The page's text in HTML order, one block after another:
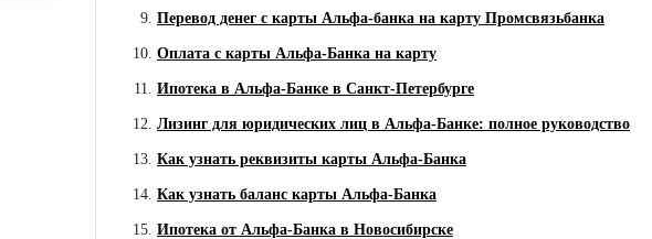
Перевод денег с карты Альфа-банка на карту Промсвязьбанка
Оплата с карты Альфа-Банка на карту
Ипотека в Альфа-Банке в Санкт-Петербурге
Лизинг для юридических лиц в Альфа-Банке: полное руководство
Как узнать реквизиты карты Альфа-Банка
Как узнать баланс карты Альфа-Банка
Ипотека от Альфа-Банка в Новосибирске